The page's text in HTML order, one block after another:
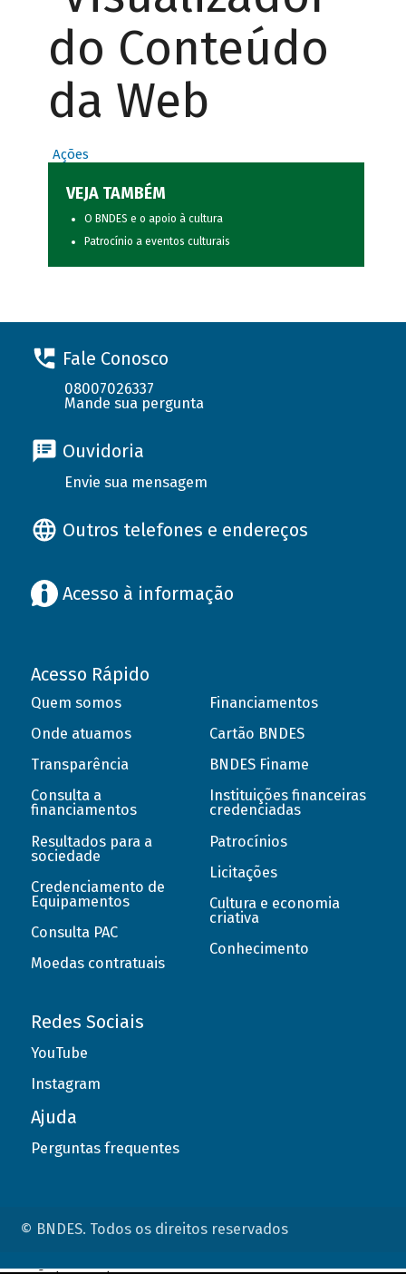
do Conteúdo
da Web
Ações
VEJA TAMBÉM
O BNDES e o apoio à cultura
Patrocínio a eventos culturais
Fale Conosco
08007026337
Mande sua pergunta
Ouvidoria
Envie sua mensagem
Outros telefones e endereços
Acesso à informação
Acesso Rápido
Quem somos
Onde atuamos
Transparência
Consulta a
financiamentos
Resultados para a
sociedade
Credenciamento de
Equipamentos
Consulta PAC
Moedas contratuais
Financiamentos
Cartão BNDES
BNDES Finame
Instituições financeiras
credenciadas
Patrocínios
Licitações
Cultura e economia
criativa
Conhecimento
Redes Sociais
YouTube
Instagram
Ajuda
Perguntas frequentes
© BNDES. Todos os direitos reservados